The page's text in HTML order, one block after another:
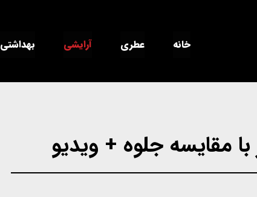
خانه عطری آرایشی بهداشتی
مقایسه جلوه + ویدیو